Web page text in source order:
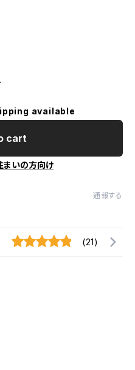
available
cart
まいの方向け
通報する
(21)